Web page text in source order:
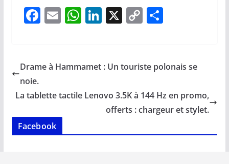
F
b
o
k
E
l
W
s
p
Li
e
n
X C
y
n
k
P
g
Drame à Hammamet : Un touriste polonais se
noie.
La tablette tactile Lenovo 3.5K à 144 Hz en promo,
offerts : chargeur et stylet.
Facebook